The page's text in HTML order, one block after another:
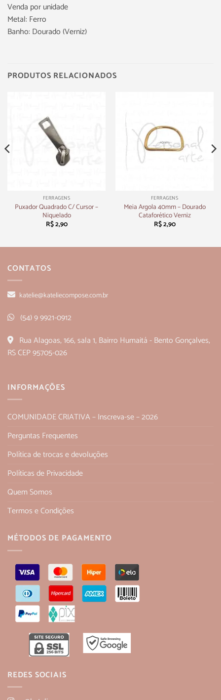
Venda por unidade
Metal: Ferro
Banho: Dourado (Verniz)
PRODUTOS RELACIONADOS
FERRAGENS
Puxador Quadrado C/ Cursor –
Niquelado
R$2,90
FERRAGENS
Meia Argola 40mm – Dourado
Cataforético Verniz
R$2,90
CONTATOS
katelie@kateliecompose.com.br
(54) 9 9921-0912
Rua Alagoas, 166, sala 1, Bairro Humaitá - Bento Gonçalves,
RS CEP 95705-026
INFORMAÇÕES
COMUNIDADE CRIATIVA – Inscreva-se – 2026
Perguntas Frequentes
Política de trocas e devoluções
Políticas de Privacidade
Quem Somos
Termos e Condições
MÉTODOS DE PAGAMENTO
REDES SOCIAIS